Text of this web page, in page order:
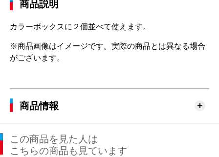
商品説明
カラーボックスに２個並べて使えます。
※商品画像はイメージです。実際の商品とは異なる場合
がございます。
商品情報
この商品を見た人は
こちらの商品も見ています